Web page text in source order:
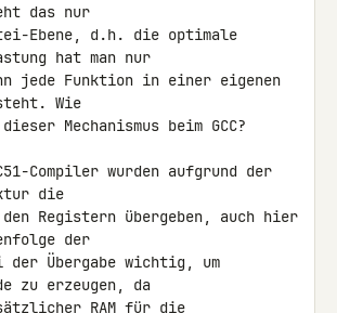
das nur
Ebene, d.h. die optimale
hat man nur
jede Funktion in einer eigenen
Wie
Mechanismus beim GCC?
die
Registern übergeben, auch hier
der
der Übergabe wichtig, um
zu erzeugen, da
RAM für die